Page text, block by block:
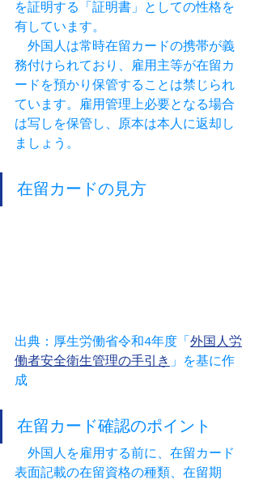
を証明する「証明書」としての性格を
有しています。
外国人は常時在留カードの携帯が義
務付けられており、雇用主等が在留カ
ードを預かり保管することは禁じられ
ています。雇用管理上必要となる場合
は写しを保管し、原本は本人に返却し
ましょう。
在留カードの見方
出典：厚生労働省令和4年度「 外国人労
働者安全衛生管理の手引き 」を基に作
成
在留カード確認のポイント
外国人を雇用する前に、在留カード
表面記載の在留資格の種類、在留期